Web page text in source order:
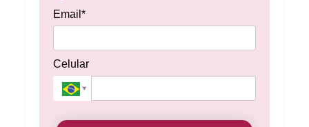
Email*
Celular